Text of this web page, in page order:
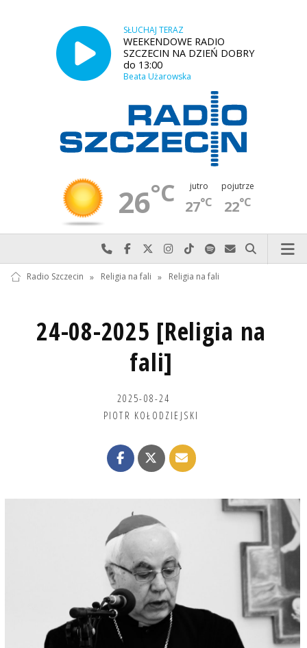
SŁUCHAJ TERAZ
WEEKENDOWE RADIO
SZCZECIN NA DZIEŃ DOBRY
do 13:00
Beata Użarowska
26°C jutro
27°C
pojutrze
22°C
Najlepiej po prostu do nas zadzwoń
Odwiedź nas na Facebook-u
Odwiedź nas na X
Odwiedź nas na Instagram-ie
Odwiedź nas na TikTok-u
Szukaj nas na Spotify
Wyślij do nas
Szukaj
Radio Szczecin » Religia na fali » Religia na fali
24-08-2025 [Religia na
fali]
2025-08-24
PIOTR KOŁODZIEJSKI